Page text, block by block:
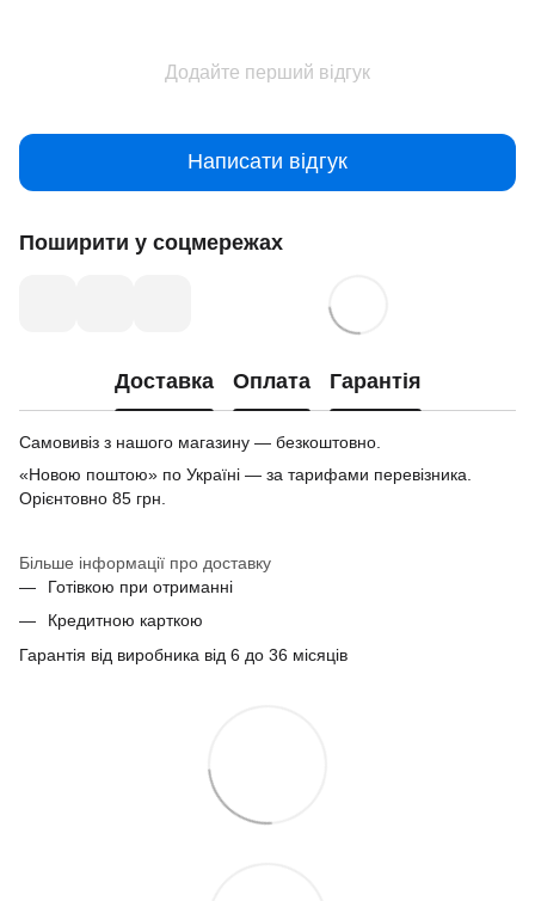
Додайте перший відгук
Написати відгук
Поширити у соцмережах
Доставка Оплата Гарантія
Самовивіз з нашого магазину — безкоштовно.
«Новою поштою» по Україні — за тарифами перевізника.
Орієнтовно 85 грн.
Більше інформації про доставку
Готівкою при отриманні
Кредитною карткою
Гарантія від виробника від 6 до 36 місяців